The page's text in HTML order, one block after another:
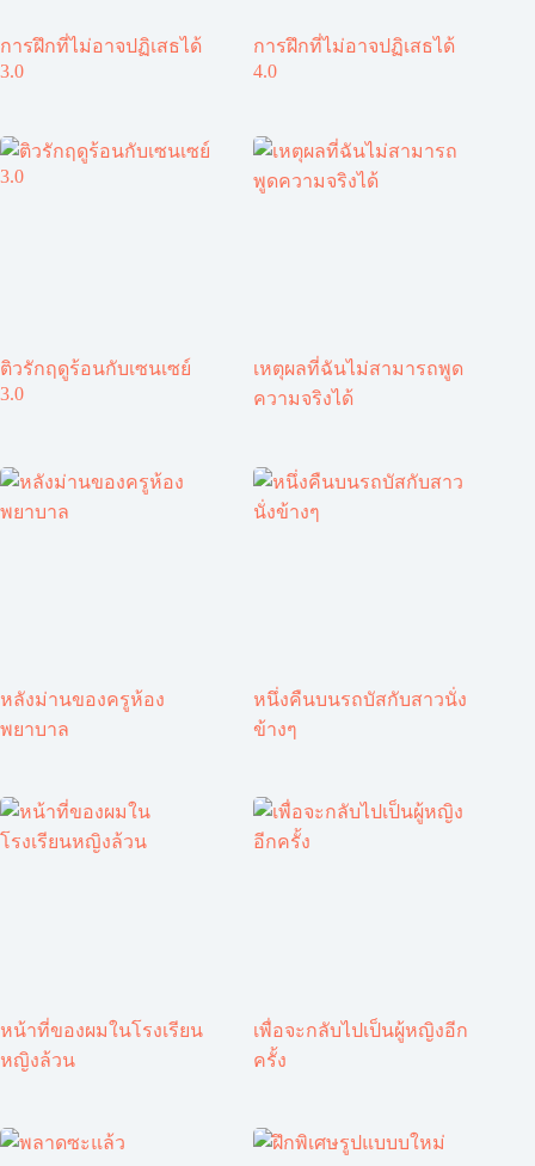
การฝึกที่ไม่อาจปฏิเสธได้
3.0
การฝึกที่ไม่อาจปฏิเสธได้
4.0
ติวรักฤดูร้อนกับเซนเซย์
3.0
เหตุผลที่ฉันไม่สามารถพูด
ความจริงได้
หลังม่านของครูห้อง
พยาบาล
หนึ่งคืนบนรถบัสกับสาวนั่ง
ข้างๆ
หน้าที่ของผมในโรงเรียน
หญิงล้วน
เพื่อจะกลับไปเป็นผู้หญิงอีก
ครั้ง